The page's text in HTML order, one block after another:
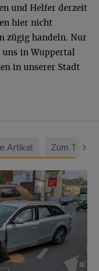
und Helfer derzeit
hier nicht
zügig handeln. Nur
uns in Wuppertal
in unserer Stadt
Artikel Zum Thema